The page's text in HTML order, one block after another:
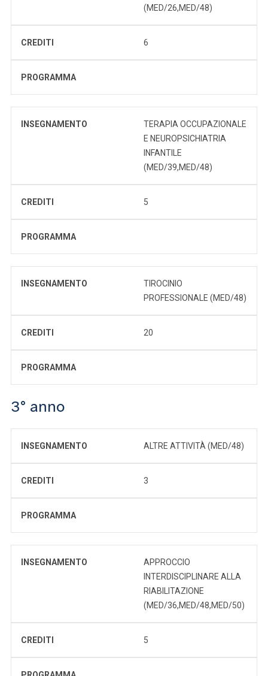
(MED/26,MED/48)
CREDITI 6
PROGRAMMA
INSEGNAMENTO
TERAPIA OCCUPAZIONALE
E NEUROPSICHIATRIA
INFANTILE
(MED/39,MED/48)
CREDITI 5
PROGRAMMA
INSEGNAMENTO
TIROCINIO
PROFESSIONALE (MED/48)
CREDITI 20
PROGRAMMA
3° anno
INSEGNAMENTO ALTRE ATTIVITÀ (MED/48)
CREDITI 3
PROGRAMMA
INSEGNAMENTO
APPROCCIO
INTERDISCIPLINARE ALLA
RIABILITAZIONE
(MED/36,MED/48,MED/50)
CREDITI 5